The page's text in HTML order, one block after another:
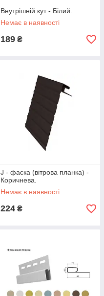
Внутрішній кут - Білий.
Немає в наявності
189 ₴
J - фаска (вітрова планка) -
Коричнева.
Немає в наявності
224 ₴